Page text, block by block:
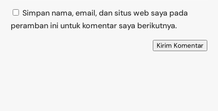
Simpan nama, email, dan situs web saya pada
peramban ini untuk komentar saya berikutnya.
Kirim Komentar